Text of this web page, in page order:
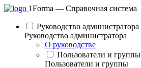
1Forma — Справочная система
Руководство администратора
Руководство администратора
О руководстве
Пользователи и группы
Пользователи и группы